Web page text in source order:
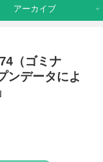
アーカイブ
（ゴミナ
ンデータによ